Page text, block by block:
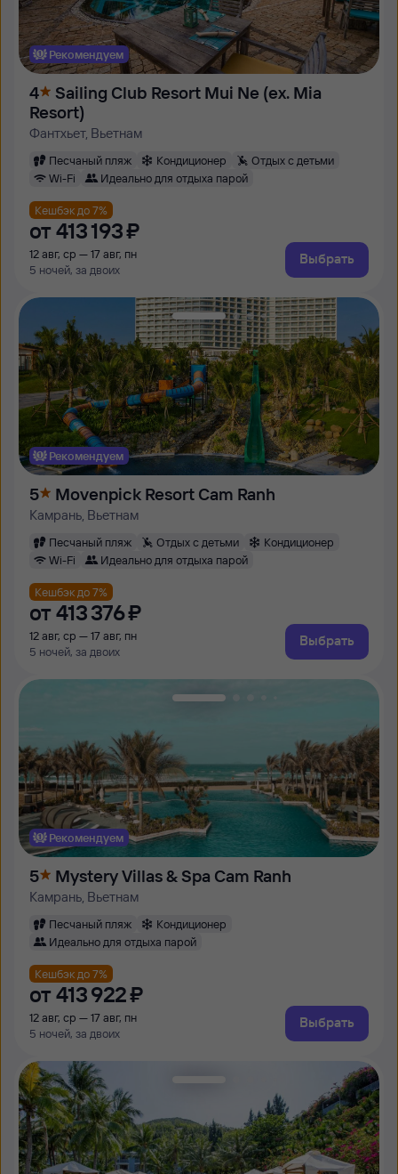
Рекомендуем
4
Sailing Club Resort Mui Ne (ex. Mia
Resort)
Фантхьет, Вьетнам
Песчаный пляж Кондиционер
Отдых с детьми
Wi-Fi
Идеально для отдыха парой
Кешбэк до 7%
от 413 ⁠193 ⁠₽
12 авг, ср — 17 авг, пн
5 ночей, за двоих
Выбрать
Рекомендуем
5 Movenpick Resort Cam Ranh
Камрань, Вьетнам
Песчаный пляж Отдых с детьми
Кондиционер
Wi-Fi
Идеально для отдыха парой
Кешбэк до 7%
от 413 ⁠376 ⁠₽
12 авг, ср — 17 авг, пн
5 ночей, за двоих
Выбрать
Рекомендуем
5 Mystery Villas & Spa Cam Ranh
Камрань, Вьетнам
Песчаный пляж
Кондиционер
Идеально для отдыха парой
Кешбэк до 7%
от 413 ⁠922 ⁠₽
12 авг, ср — 17 авг, пн
5 ночей, за двоих
Выбрать